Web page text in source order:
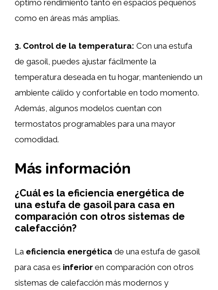
óptimo rendimiento tanto en espacios pequeños
como en áreas más amplias.
3. Control de la temperatura: Con una estufa
de gasoil, puedes ajustar fácilmente la
temperatura deseada en tu hogar, manteniendo un
ambiente cálido y confortable en todo momento.
Además, algunos modelos cuentan con
termostatos programables para una mayor
comodidad.
Más información
¿Cuál es la eficiencia energética de
una estufa de gasoil para casa en
comparación con otros sistemas de
calefacción?
La eficiencia energética de una estufa de gasoil
para casa es inferior en comparación con otros
sistemas de calefacción más modernos y